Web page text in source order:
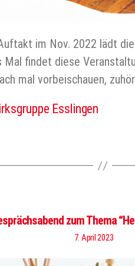
im Nov. 2022 lädt
Mal findet diese
mal vorbeischauen,
Esslingen
zum Thema
7. April 2023